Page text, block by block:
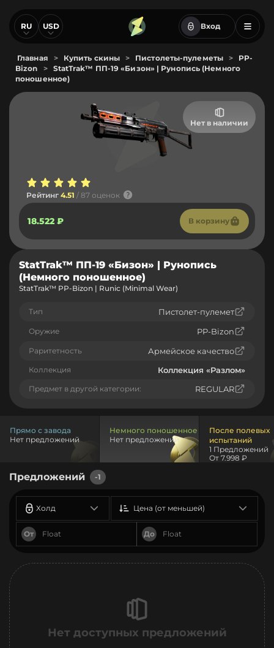
RU USD Вход
Главная > Купить скины > Пистолеты-пулеметы >
PP-
Bizon
>
StatTrak™ ПП-19 «Бизон» | Рунопись (Немного
поношенное)
Нет в наличии
Рейтинг 4.51 / 87 оценок
18.522 ₽ В корзину
StatTrak™ ПП-19 «Бизон» | Рунопись
(Немного поношенное)
StatTrak™ PP-Bizon | Runic (Minimal Wear)
Тип Пистолет-пулемет
Оружие PP-Bizon
Раритетность Армейское качество
Коллекция Коллекция «Разлом»
Предмет в другой категории: REGULAR
Прямо с завода
Нет предложений
Немного поношенное
Нет предложений
После полевых
испытаний
1 Предложений
От 7.998 ₽
Предложений -1
Холд
От До
Цена (от меньшей)
Нет доступных предложений